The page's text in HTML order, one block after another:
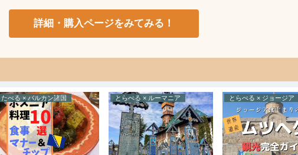
詳細・購入ページをみてみる！
たべる × バルカン諸国 とらべる × ルーマニア とらべる × ジョージア